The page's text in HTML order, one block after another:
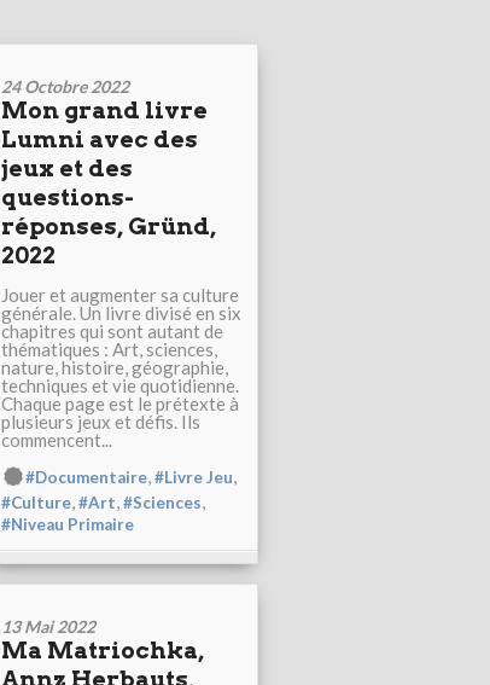
24 Octobre 2022
Mon grand livre
Lumni avec des
jeux et des
questions-
réponses, Gründ,
2022
Jouer et augmenter sa culture
générale. Un livre divisé en six
chapitres qui sont autant de
thématiques : Art, sciences,
nature, histoire, géographie,
techniques et vie quotidienne.
Chaque page est le prétexte à
plusieurs jeux et défis. Ils
commencent...
#Documentaire #Livre Jeu
#Culture,#Art,#Sciences,
#Niveau Primaire
13 Mai 2022
Ma Matriochka,
Annz Herbauts,